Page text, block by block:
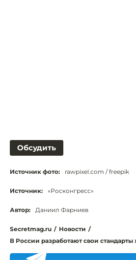
Обсудить
Источник фото: rawpixel.com / freepik
Источник: «Росконгресс»
Автор: Даниил Фарниев
Secretmag.ru / Новости /
В России разработают свои стандарты